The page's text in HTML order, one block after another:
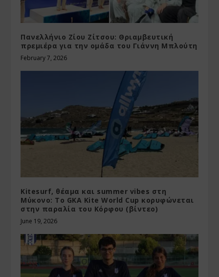
Πανελλήνιο Ζίου Ζίτσου: Θριαμβευτική
πρεμιέρα για την ομάδα του Γιάννη Μπλούτη
February 7, 2026
Kitesurf, θέαμα και summer vibes στη
Μύκονο: Το GKA Kite World Cup κορυφώνεται
στην παραλία του Κόρφου (βίντεο)
June 19, 2026